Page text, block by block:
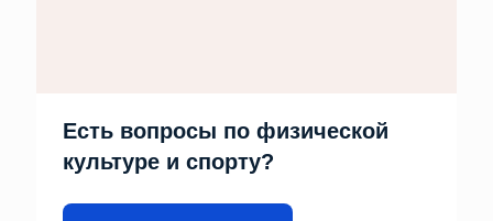
Есть вопросы по физической
культуре и спорту?